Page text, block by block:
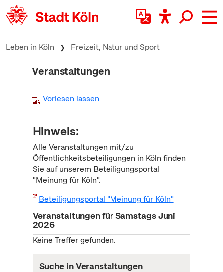
zum Inhalt springen
Leben in Köln Freizeit, Natur und Sport
Veranstaltungen
Vorlesen lassen
Hinweis:
Alle Veranstaltungen mit/zu
Öffentlichkeitsbeteiligungen in Köln finden
Sie auf unserem Beteiligungsportal
"Meinung für Köln".
Beteiligungsportal "Meinung für Köln"
Veranstaltungen für Samstags Juni
2026
Keine Treffer gefunden.
Suche in Veranstaltungen